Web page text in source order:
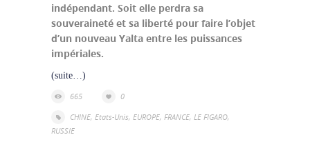
indépendant. Soit elle perdra sa
souveraineté et sa liberté pour faire l’objet
d’un nouveau Yalta entre les puissances
impériales.
(suite…)
665
0
CHINE, Etats-Unis, EUROPE, FRANCE, LE FIGARO,
RUSSIE